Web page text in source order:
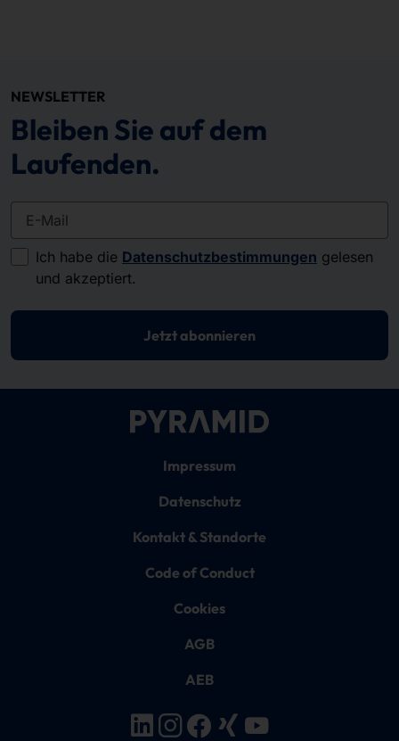
NEWSLETTER
Bleiben Sie auf dem
Laufenden.
E-Mail
Ich habe die Datenschutzbestimmungen gelesen
und akzeptiert.
Jetzt abonnieren
Impressum
Datenschutz
Kontakt & Standorte
Code of Conduct
Cookies
AGB
AEB